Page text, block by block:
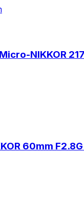
NIKKOR
60mm F2.8G